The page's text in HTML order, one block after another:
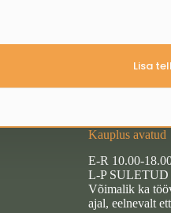
Lisa
Kauplus avatud
E-R 10.00-
L-P SULETUD
Võimalik ka
ajal, eelnevalt